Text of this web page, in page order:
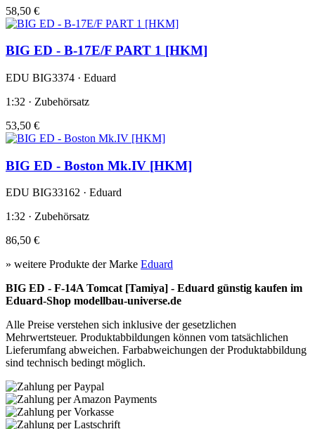
58,50 €
BIG ED - B-17E/F PART 1 [HKM]
EDU BIG3374 · Eduard
1:32 · Zubehörsatz
53,50 €
BIG ED - Boston Mk.IV [HKM]
EDU BIG33162 · Eduard
1:32 · Zubehörsatz
86,50 €
» weitere Produkte der Marke Eduard
BIG ED - F-14A Tomcat [Tamiya] - Eduard günstig kaufen im
Eduard-Shop modellbau-universe.de
Alle Preise verstehen sich inklusive der gesetzlichen
Mehrwertsteuer. Produktabbildungen können vom tatsächlichen
Lieferumfang abweichen. Farbabweichungen der Produktabbildung
sind technisch bedingt möglich.